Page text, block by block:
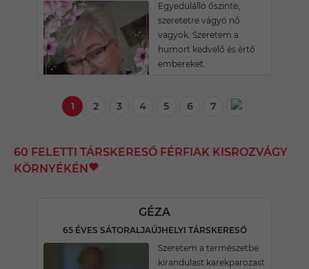
Egyedülálló őszinte,
szeretetre vágyó nő
vagyok. Szeretem a
humort kedvelő és értő
embereket.
1 2 3 4 5 6 7
60 FELETTI TÁRSKERESŐ FÉRFIAK KISROZVÁGY
KÖRNYÉKÉN
GÉZA
65 ÉVES SÁTORALJAÚJHELYI TÁRSKERESŐ
Szeretem a természetbe
kirandulast karekparozast